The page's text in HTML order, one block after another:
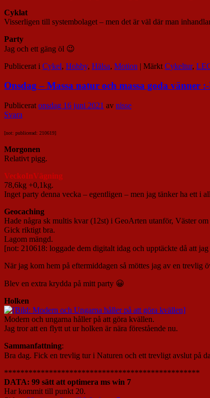
Cyklat
Visserligen till systembolaget – men det är väl där man
Party
Jag och ett gäng öl 😉
Publicerat i Cykel, Hobby, Hälsa, Motion | Märkt Cykeltur,
Onsdag – Massa natur och massa goda vänner
Publicerat onsdag 16 juni 2021 av nisse
Svara
[not: publicerad: 210619]
Morgonen
Relativt pigg.
VeckoInVägning
78,6kg +0,1kg.
Inget party denna vecka – egentligen – men jag tänker ha ett i
Geocaching
Hade några sk multis kvar (12st) i GeoArten utanför, Väster
Gick riktigt bra.
Lagom mängd.
[not: 210618: loggade dem digitalt idag och upptäckte då att
När jag kom hem på eftermiddagen så möttes jag av en
Blev en extra krydda på mitt party 😀
Holken
Modern och ungarna håller på att göra kvällen.
Jag tror att en flytt ut ur holken är nära förestående nu.
Sammanfattning:
Bra dag. Fick en trevlig tur i Naturen och ett trevligt avslut på
************************************************
DATA: 99 sätt att optimera ms win 7
Har kommit till punkt 20.